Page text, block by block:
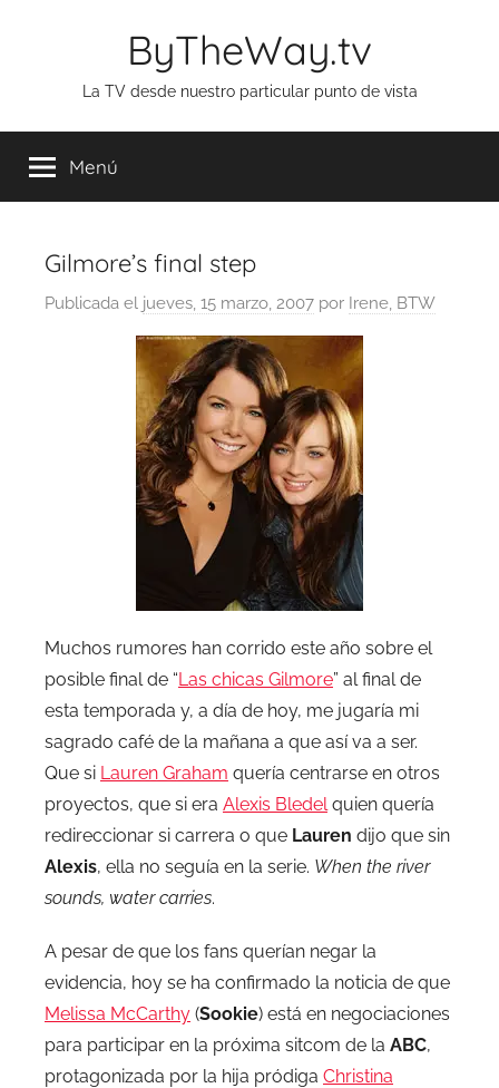
ByTheWay.tv
La TV desde nuestro particular punto de vista
Menú
Gilmore’s final step
Publicada el jueves, 15 marzo, 2007 por Irene, BTW
Muchos rumores han corrido este año sobre el
posible final de “Las chicas Gilmore” al final de
esta temporada y, a día de hoy, me jugaría mi
sagrado café de la mañana a que así va a ser.
Que si Lauren Graham quería centrarse en otros
proyectos, que si era Alexis Bledel quien quería
redireccionar si carrera o que Lauren dijo que sin
Alexis, ella no seguía en la serie. When the river
sounds, water carries.
A pesar de que los fans querían negar la
evidencia, hoy se ha confirmado la noticia de que
Melissa McCarthy (Sookie) está en negociaciones
para participar en la próxima sitcom de la ABC,
protagonizada por la hija pródiga Christina